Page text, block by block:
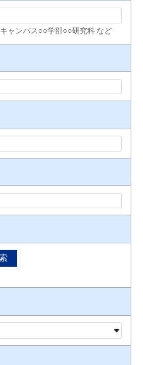
ャンパス○○学部○○研究科 など